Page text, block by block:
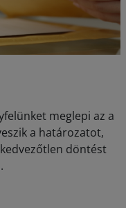
meglepi az a
a határozatot,
döntést